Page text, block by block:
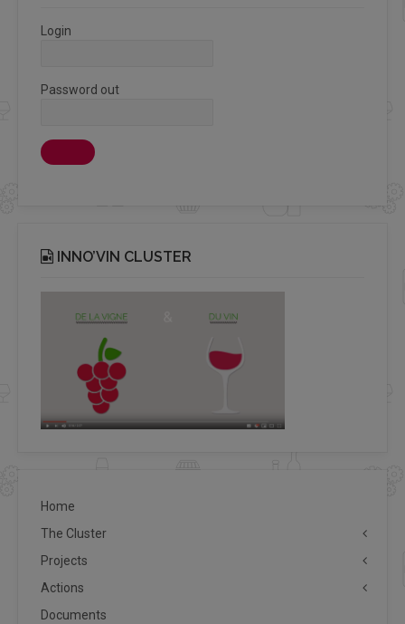
Login
Password out
INNO’VIN CLUSTER
Home
The Cluster
Projects
Actions
Documents